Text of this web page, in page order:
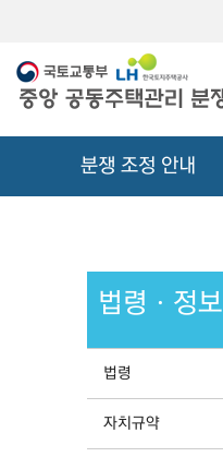
분쟁 조정 안내
법령ㆍ정보
법령
자치규약